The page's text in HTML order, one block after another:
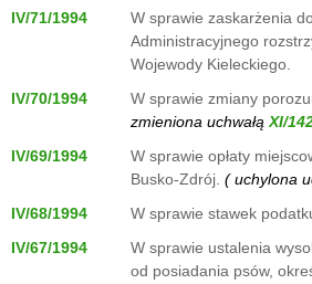
IV/71/1994
W sprawie zaskarżenia
Administracyjnego
Wojewody Kieleckiego.
IV/70/1994
W sprawie zmiany
zmieniona uchwałą
IV/69/1994
W sprawie opłaty
Busko-Zdrój. ( uchylona
IV/68/1994
W sprawie stawek
IV/67/1994
W sprawie ustalenia
od posiadania psów,